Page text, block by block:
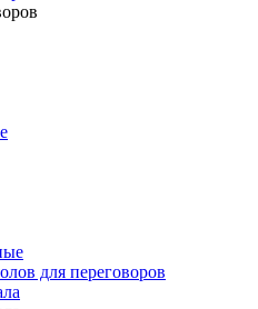
для переговоров